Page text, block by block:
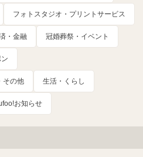
フォトスタジオ・プリントサービス
・金融 冠婚葬祭・イベント
その他 生活・くらし
お知らせ